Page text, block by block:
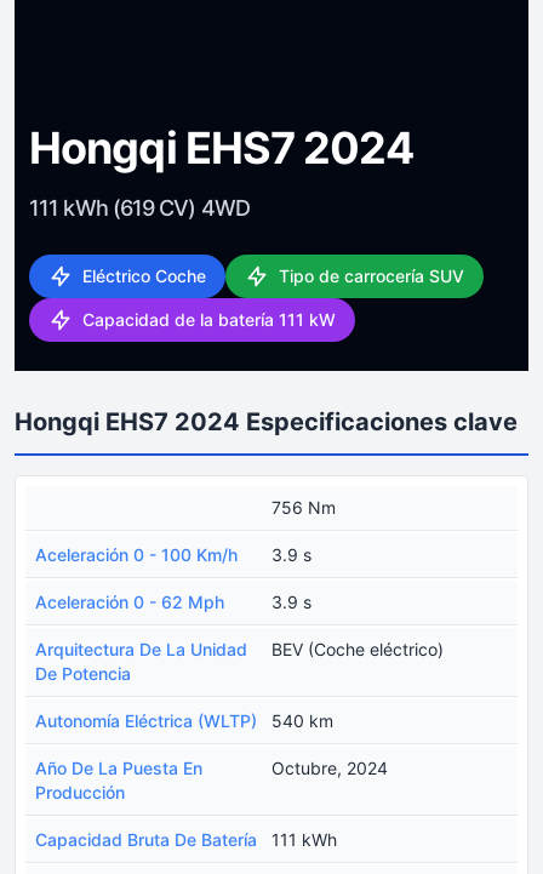
Hongqi EHS7 2024
111 kWh (619 CV) 4WD
Eléctrico Coche Tipo de carrocería SUV
Capacidad de la batería 111 kW
Hongqi EHS7 2024 Especificaciones clave
756 Nm
Aceleración 0 - 100 Km/h 3.9 s
Aceleración 0 - 62 Mph 3.9 s
Arquitectura De La Unidad
De Potencia
BEV (Coche eléctrico)
Autonomía Eléctrica (WLTP) 540 km
Año De La Puesta En
Producción
Octubre, 2024
Capacidad Bruta De Batería 111 kWh